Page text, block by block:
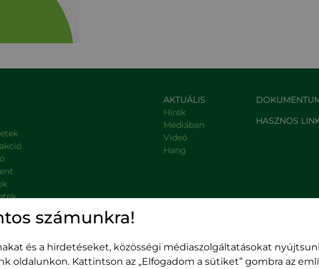
kormányzati intézmények
AKTUÁLIS
Hírek
Médiában
Videó
Hang
HASZNOS
számunkra!
és a hirdetéseket, közösségi médiaszolgáltatásokat
oldalunkon. Kattintson az „Elfogadom a sütiket” gombra az